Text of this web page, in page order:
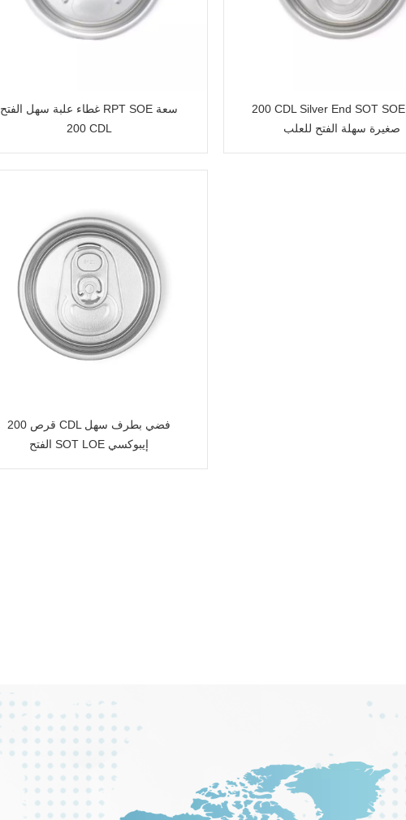
غطاء علبة سهل الفتح RPT SOE سعة
200 CDL
200 CDL Silver End SOT SOE فتحة
صغيرة سهلة الفتح للعلب
200 قرص CDL فضي بطرف سهل
الفتح SOT LOE إيبوكسي